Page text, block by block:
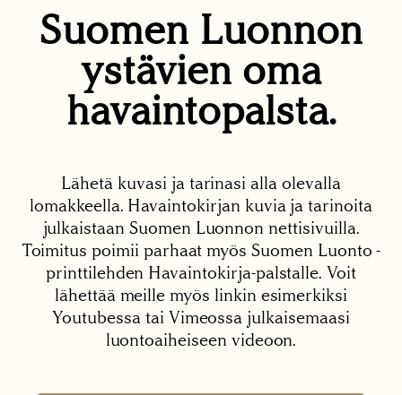
Suomen Luonnon
ystävien oma
havaintopalsta.
Lähetä kuvasi ja tarinasi alla olevalla
lomakkeella. Havaintokirjan kuvia ja tarinoita
julkaistaan Suomen Luonnon nettisivuilla.
Toimitus poimii parhaat myös Suomen Luonto -
printtilehden Havaintokirja-palstalle. Voit
lähettää meille myös linkin esimerkiksi
Youtubessa tai Vimeossa julkaisemaasi
luontoaiheiseen videoon.